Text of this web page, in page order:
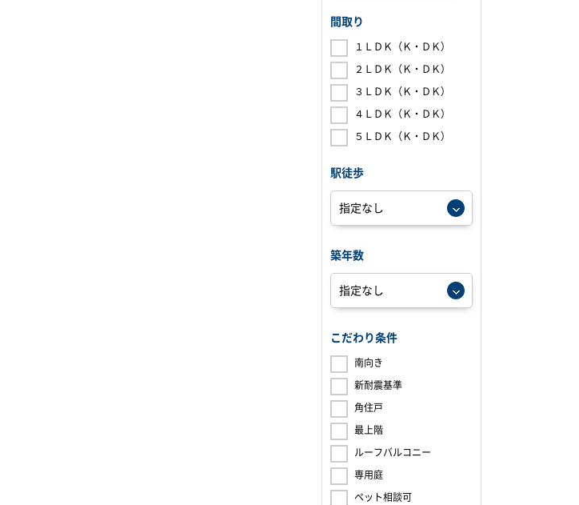
間取り
１ＬＤＫ（Ｋ・ＤＫ）
２ＬＤＫ（Ｋ・ＤＫ）
３ＬＤＫ（Ｋ・ＤＫ）
４ＬＤＫ（Ｋ・ＤＫ）
５ＬＤＫ（Ｋ・ＤＫ）
駅徒歩
築年数
こだわり条件
南向き
新耐震基準
角住戸
最上階
ルーフバルコニー
専用庭
ペット相談可